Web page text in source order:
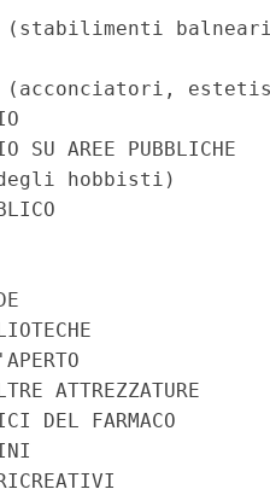
SU AREE PUBBLICHE
degli
ATTREZZATURE
DEL FARMACO